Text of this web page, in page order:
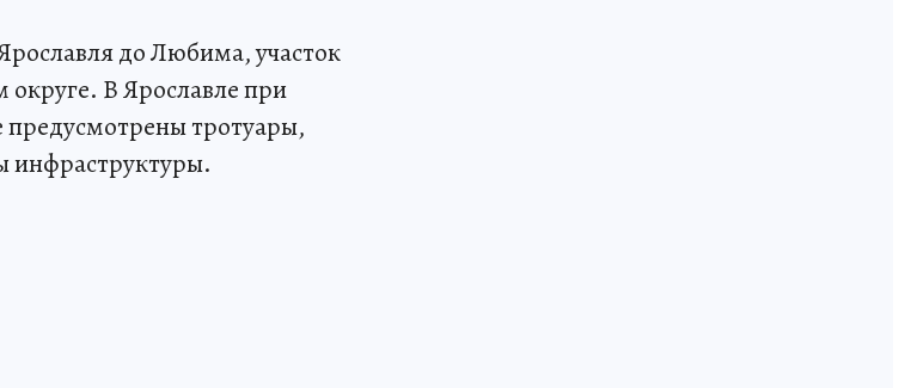
до Любима, участок
В Ярославле при
предусмотрены тротуары,
инфраструктуры.